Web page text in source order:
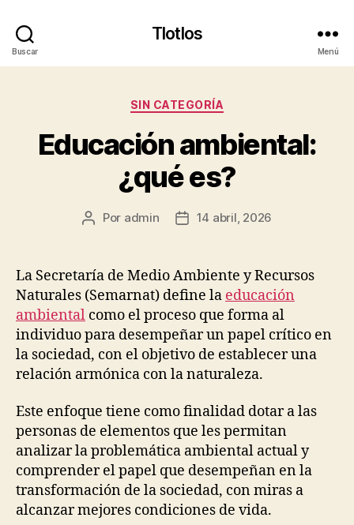
Buscar
Tlotlos
Menú
Categorías
SIN CATEGORÍA
Educación ambiental:
¿qué es?
Autor
publicación
Por admin
Fecha
publicación
14 abril, 2026
La Secretaría de Medio Ambiente y Recursos
Naturales (Semarnat) define la educación
ambiental como el proceso que forma al
individuo para desempeñar un papel crítico en
la sociedad, con el objetivo de establecer una
relación armónica con la naturaleza.
Este enfoque tiene como finalidad dotar a las
personas de elementos que les permitan
analizar la problemática ambiental actual y
comprender el papel que desempeñan en la
transformación de la sociedad, con miras a
alcanzar mejores condiciones de vida.